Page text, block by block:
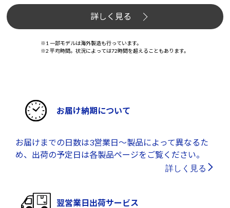
詳しく見る
※1 一部モデルは海外製造も行っています。
※2 平均時間。状況によっては72時間を超えることもあります。
お届け納期について
お届けまでの日数は3営業日～製品によって異なるた
め、出荷の予定日は各製品ページをご覧ください。
詳しく見る
翌営業日出荷サービス